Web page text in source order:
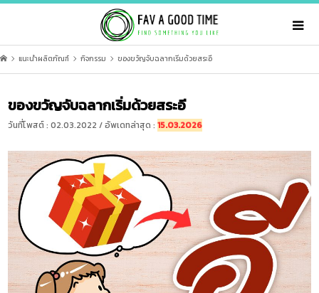
แนะนำผลิตภัณฑ์ กิจกรรม ของขวัญจับฉลากเริ่มด้วยสระอี
ของขวัญจับฉลากเริ่มด้วยสระอี
วันที่โพสต์ : 02.03.2022 / อัพเดทล่าสุด :15.03.2026